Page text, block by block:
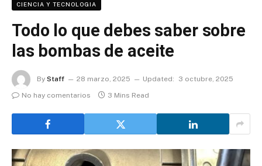
CIENCIA Y TECNOLOGIA
Todo lo que debes saber sobre
las bombas de aceite
By Staff 28 marzo, 2025 Updated:
3 octubre, 2025
No hay comentarios
3 Mins Read